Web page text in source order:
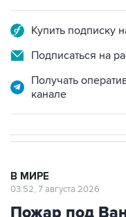
Купить подписку
Подписаться на
Получать
канале
В МИРЕ
03:52, 7 августа 2026